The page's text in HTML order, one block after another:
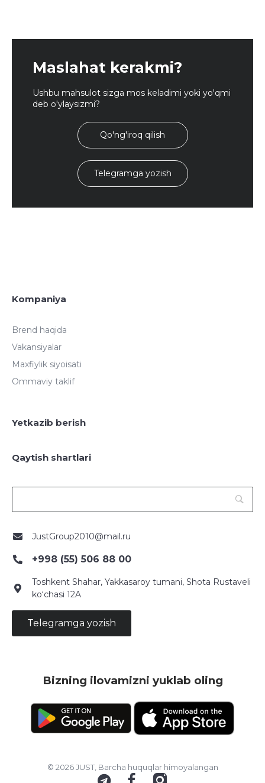
Maslahat kerakmi?
Ushbu mahsulot sizga mos keladimi yoki yo'qmi
deb o'ylaysizmi?
Qo'ng'iroq qilish
Telegramga yozish
Kompaniya
Brend haqida
Vakansiyalar
Maxfiylik siyoisati
Ommaviy taklif
Yetkazib berish
Qaytish shartlari
JustGroup2010@mail.ru
+998 (55) 506 88 00
Toshkent Shahar, Yakkasaroy tumani, Shota Rustaveli
ko‘chasi 12A
Telegramga yozish
Bizning ilovamizni yuklab oling
© 2026 JUST, Barcha huquqlar himoyalangan